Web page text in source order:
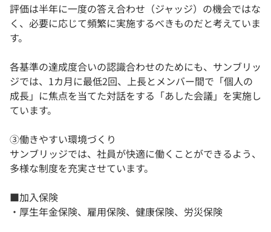
評価は半年に一度の答え合わせ（ジャッジ）の機会ではな
く、必要に応じて頻繁に実施するべきものだと考えていま
す。
各基準の達成度合いの認識合わせのためにも、サンブリッ
ジでは、1カ月に最低2回、上長とメンバー間で「個人の
成長」に焦点を当てた対話をする「あした会議」を実施し
ています。
③働きやすい環境づくり
サンブリッジでは、​社員が快適に働くことができるよう、
多様な制度を充実させています。
■加入保険
・厚生年金保険、雇用保険、健康保険、労災保険